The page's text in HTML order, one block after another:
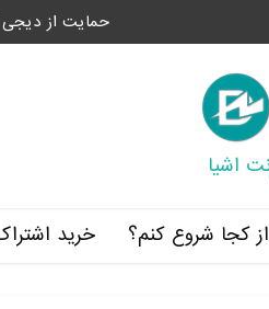
حمایت از دیجی
از کجا شروع کنم؟ خرید